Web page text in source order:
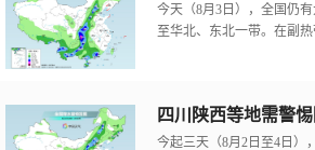
今天（8月3日），全国仍
至华北、东北一带。在副
今起三天（8月2日至4日）